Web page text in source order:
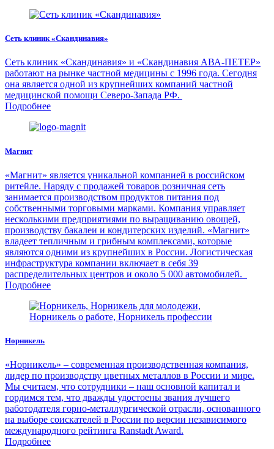
Сеть клиник «Скандинавия»
Сеть клиник «Скандинавия» и «Скандинавия АВА-ПЕТЕР»
работают на рынке частной медицины с 1996 года. Сегодня
она является одной из крупнейших компаний частной
медицинской помощи Северо-Запада РФ.
Подробнее
Магнит
«Магнит» является уникальной компанией в российском
ритейле. Наряду с продажей товаров розничная сеть
занимается производством продуктов питания под
собственными торговыми марками. Компания управляет
несколькими предприятиями по выращиванию овощей,
производству бакалеи и кондитерских изделий. «Магнит»
владеет тепличным и грибным комплексами, которые
являются одними из крупнейших в России. Логистическая
инфраструктура компании включает в себя 39
распределительных центров и около 5 000 автомобилей.
Подробнее
Норникель
«Норникель» – современная производственная компания,
лидер по производству цветных металлов в России и мире.
Мы считаем, что сотрудники – наш основной капитал и
гордимся тем, что дважды удостоены звания лучшего
работодателя горно-металлургической отрасли, основанного
на выборе соискателей в России по версии независимого
международного рейтинга Ranstadt Award.
Подробнее